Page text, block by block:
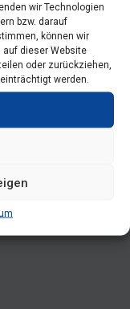
wir Technologien
bzw. darauf
können wir
auf dieser Website
oder zurückziehen,
werden.
der AG Socia
kooptiert.